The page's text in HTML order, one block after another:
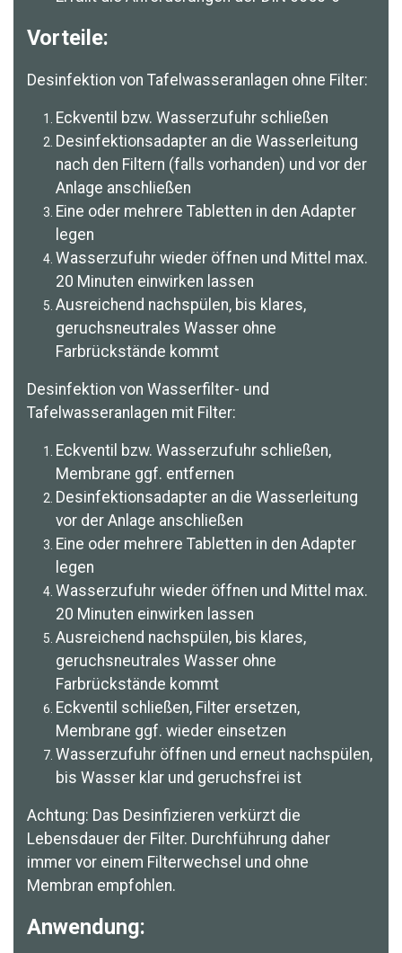
Vorteile:
Desinfektion von Tafelwasseranlagen ohne Filter:
Eckventil bzw. Wasserzufuhr schließen
Desinfektionsadapter an die Wasserleitung
nach den Filtern (falls vorhanden) und vor der
Anlage anschließen
Eine oder mehrere Tabletten in den Adapter
legen
Wasserzufuhr wieder öffnen und Mittel max.
20 Minuten einwirken lassen
Ausreichend nachspülen, bis klares,
geruchsneutrales Wasser ohne
Farbrückstände kommt
Desinfektion von Wasserfilter- und
Tafelwasseranlagen mit Filter:
Eckventil bzw. Wasserzufuhr schließen,
Membrane ggf. entfernen
Desinfektionsadapter an die Wasserleitung
vor der Anlage anschließen
Eine oder mehrere Tabletten in den Adapter
legen
Wasserzufuhr wieder öffnen und Mittel max.
20 Minuten einwirken lassen
Ausreichend nachspülen, bis klares,
geruchsneutrales Wasser ohne
Farbrückstände kommt
Eckventil schließen, Filter ersetzen,
Membrane ggf. wieder einsetzen
Wasserzufuhr öffnen und erneut nachspülen,
bis Wasser klar und geruchsfrei ist
Achtung: Das Desinfizieren verkürzt die
Lebensdauer der Filter. Durchführung daher
immer vor einem Filterwechsel und ohne
Membran empfohlen.
Anwendung: